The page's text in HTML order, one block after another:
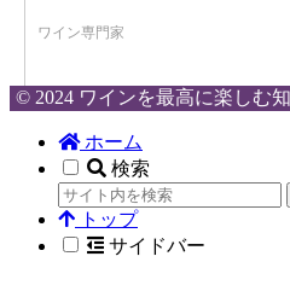
ワイン専門家
© 2024 ワインを最高に楽しむ
ホーム
検索
トップ
サイドバー